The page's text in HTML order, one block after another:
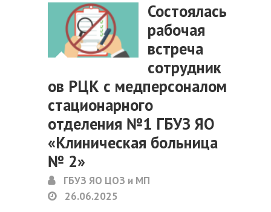
Состоялась
рабочая
встреча
сотрудник
ов РЦК с медперсоналом
стационарного
отделения №1 ГБУЗ ЯО
«Клиническая больница
№ 2»
ГБУЗ ЯО ЦОЗ и МП
26.06.2025